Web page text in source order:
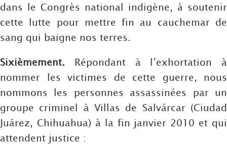
dans le Congrès national indigène, à soutenir
cette lutte pour mettre fin au cauchemar de
sang qui baigne nos terres.
Sixièmement. Répondant à l’exhortation à
nommer les victimes de cette guerre, nous
nommons les personnes assassinées par un
groupe criminel à Villas de Salvárcar (Ciudad
Juárez, Chihuahua) à la fin janvier 2010 et qui
attendent justice :